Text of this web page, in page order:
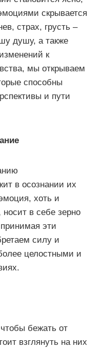
скрывается
страх, грусть –
душу, а также
к
мы открываем
способны
и пути
в осознании их
хоть и
в себе зерно
эти
силу и
целостными и
бежать от
взглянуть на них